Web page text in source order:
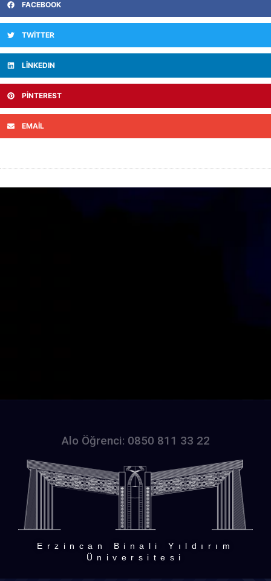
FACEBOOK
TWITTER
LINKEDIN
PINTEREST
EMAIL
Alo Öğrenci: 0850 811 33 22
Erzincan Binali Yıldırım
Üniversitesi